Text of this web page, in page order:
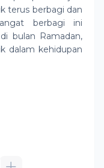
terus berbagi dan
berbagi ini
bulan Ramadan,
dalam kehidupan